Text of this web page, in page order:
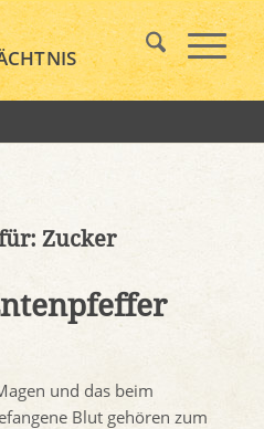
Zucker
und das beim
Blut gehören zum